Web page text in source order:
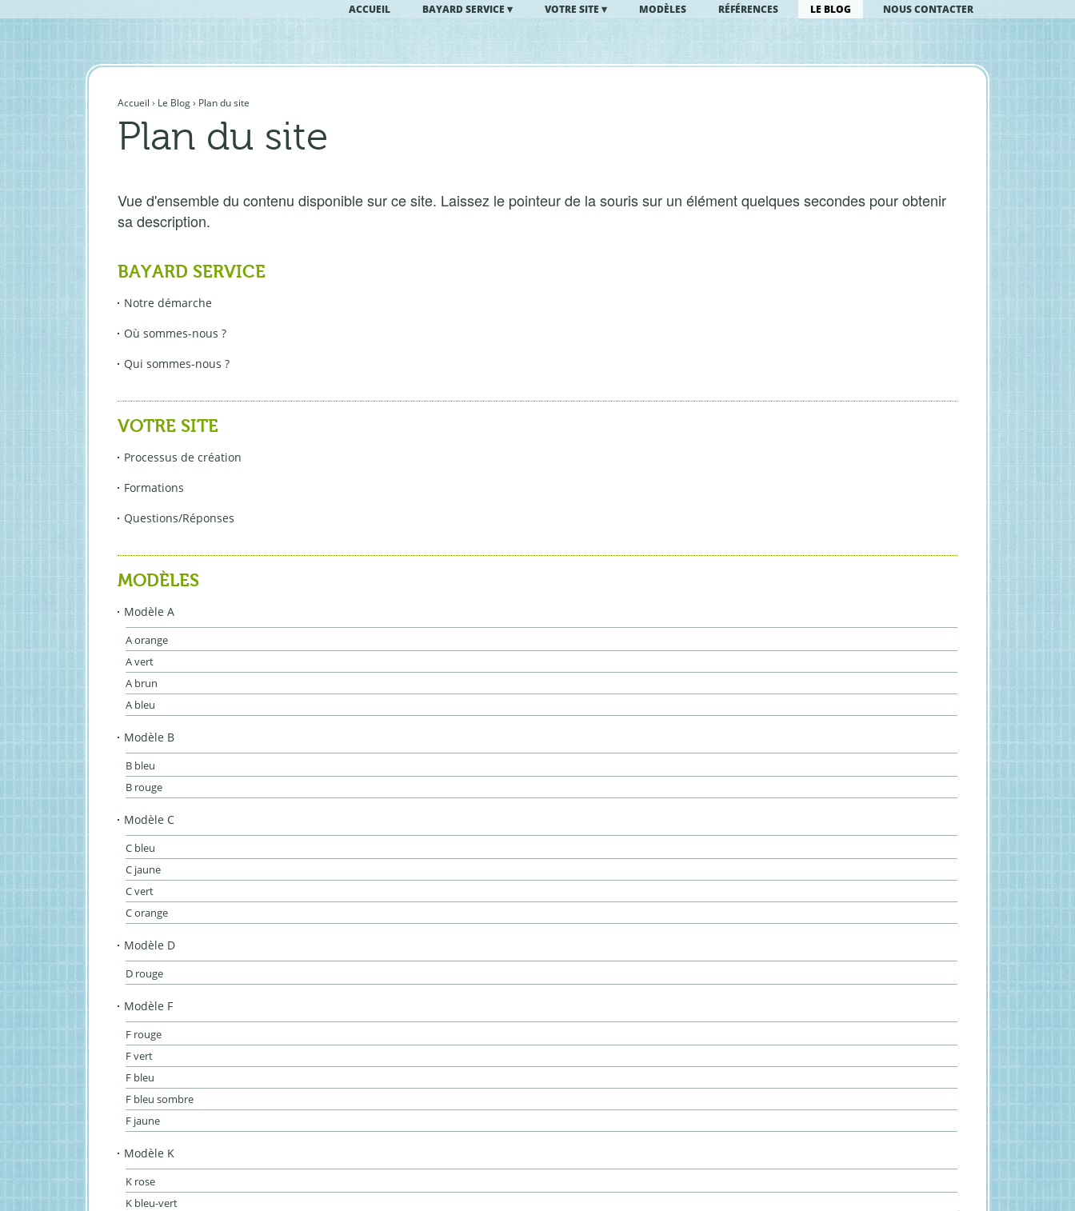
ACCUEIL BAYARD SERVICE VOTRE SITE MODÈLES RÉFÉRENCES LE BLOG NOUS CONTACTER
Accueil › Le Blog› Plan du site
Plan du site
Vue d'ensemble du contenu disponible sur ce site. Laissez le pointeur de la souris sur un élément quelques secondes pour obtenir
sa description.
BAYARD SERVICE
Notre démarche
Où sommes-nous ?
Qui sommes-nous ?
VOTRE SITE
Processus de création
Formations
Questions/Réponses
MODÈLES
Modèle A
A orange
A vert
A brun
A bleu
Modèle B
B bleu
B rouge
Modèle C
C bleu
C jaune
C vert
C orange
Modèle D
D rouge
Modèle F
F rouge
F vert
F bleu
F bleu sombre
F jaune
Modèle K
K rose
K bleu-vert